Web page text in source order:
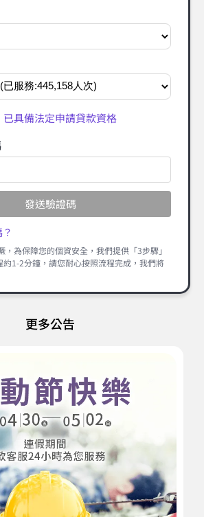
具備法定申請貸款資格
發送驗證碼
為保障您的個資安全，我們提供「3步驟」
約1-2分鐘，請您耐心按照流程完成，我們將
更多公告